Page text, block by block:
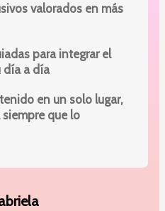
valorados en más
para integrar el
día a día
en un solo lugar,
siempre que lo